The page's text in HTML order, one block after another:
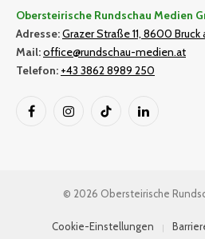
Obersteirische Rundschau Medien
Adresse:Grazer Straße 11, 8600 Bruck
Mail:office@rundschau-medien.at
Telefon: +43 3862 8989 250
FacebookInstagramTikTok LinkedIn
© 2026 Obersteirische
Cookie-Einstellungen